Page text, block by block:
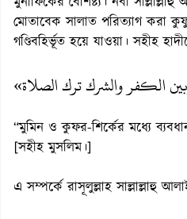
মোতাবেক সালাত পরিত্যাগ করা
গণ্ডিবহির্ভূত হয়ে যাওয়া। সহীহ
الكفر والشرك ترك الصلاة»
“মুমিন ও কুফর-শির্কের মধ্যে
[সহীহ মুসলিম।]
এ সম্পর্কে রাসূলুল্লাহ সাল্লাল্লাহু